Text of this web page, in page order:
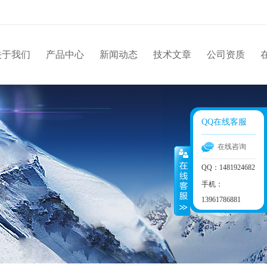
我们 产品中心 新闻动态 技术文章 公司资质
QQ在线客服
在线咨询
QQ：1481924682
手机：
13961786881